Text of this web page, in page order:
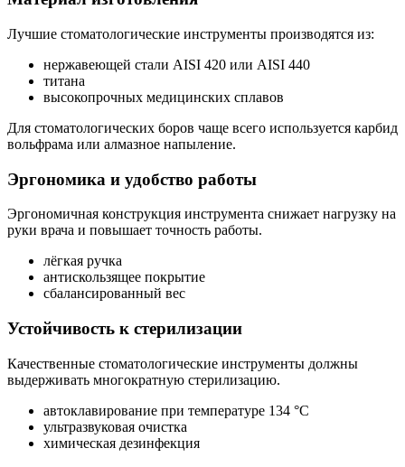
Лучшие стоматологические инструменты производятся из:
нержавеющей стали AISI 420 или AISI 440
титана
высокопрочных медицинских сплавов
Для стоматологических боров чаще всего используется карбид
вольфрама или алмазное напыление.
Эргономика и удобство работы
Эргономичная конструкция инструмента снижает нагрузку на
руки врача и повышает точность работы.
лёгкая ручка
антискользящее покрытие
сбалансированный вес
Устойчивость к стерилизации
Качественные стоматологические инструменты должны
выдерживать многократную стерилизацию.
автоклавирование при температуре 134 °C
ультразвуковая очистка
химическая дезинфекция